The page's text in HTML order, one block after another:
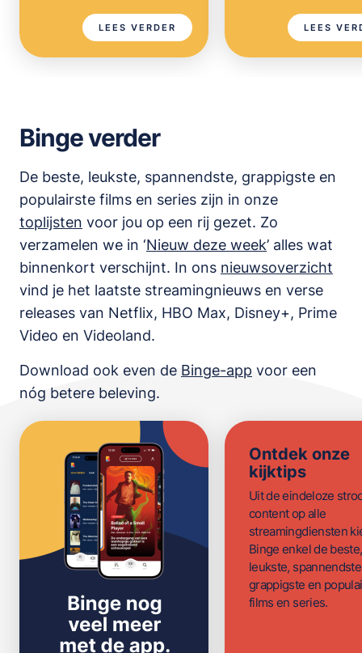
LEES VERDER LEES
Binge verder
De beste, leukste, spannendste, grappigste en
populairste films en series zijn in onze
toplijsten voor jou op een rij gezet. Zo
verzamelen we in ‘Nieuw deze week’ alles wat
binnenkort verschijnt. In ons nieuwsoverzicht
vind je het laatste streamingnieuws en verse
releases van Netflix, HBO Max, Disney+, Prime
Video en Videoland.
Download ook even de Binge-app voor een
nóg betere beleving.
Ontdek onze
kijktips
Uit de eindeloze
content op alle
streamingdiensten
Binge enkel de beste,
leukste,
grappigste en
films en series.